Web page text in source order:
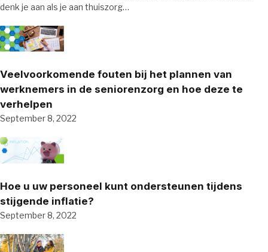
denk je aan als je aan thuiszorg…
Veelvoorkomende fouten bij het plannen van
werknemers in de seniorenzorg en hoe deze te
verhelpen
September 8, 2022
Hoe u uw personeel kunt ondersteunen tijdens
stijgende inflatie?
September 8, 2022